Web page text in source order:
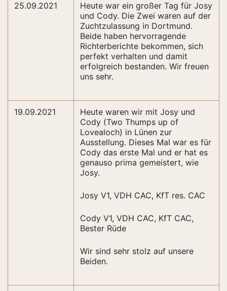
25.09.2021
Heute war ein großer Tag für Josy
und Cody. Die Zwei waren auf der
Zuchtzulassung in Dortmund.
Beide haben hervorragende
Richterberichte bekommen, sich
perfekt verhalten und damit
erfolgreich bestanden. Wir freuen
uns sehr.
19.09.2021
Heute waren wir mit Josy und
Cody (Two Thumps up of
Lovealoch) in Lünen zur
Ausstellung. Dieses Mal war es für
Cody das erste Mal und er hat es
genauso prima gemeistert, wie
Josy.
Josy V1, VDH CAC, KfT res. CAC
Cody V1, VDH CAC, KfT CAC,
Bester Rüde
Wir sind sehr stolz auf unsere
Beiden.